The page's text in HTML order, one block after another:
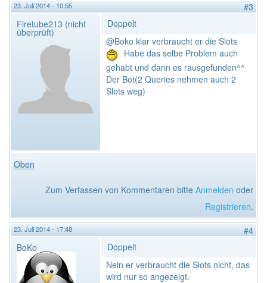
23. Juli 2014 - 10:55
#3
Firetube213 (nicht
überprüft)
Doppelt
@Boko klar verbraucht er die Slots
Habe das selbe Problem auch
gehabt und dann es rausgefunden^^
Der Bot(2 Queries nehmen auch 2
Slots weg)
Oben
Zum Verfassen von Kommentaren bitte Anmelden oder
Registrieren.
23. Juli 2014 - 17:48
#4
BoKo
Doppelt
Nein er verbraucht die Slots nicht, das
wird nur so angezeigt.